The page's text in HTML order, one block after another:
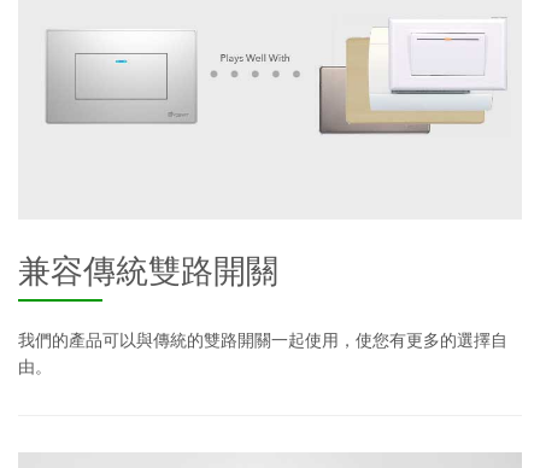
兼容傳統雙路開關
我們的產品可以與傳統的雙路開關一起使用，使您有更多的選擇自
由。